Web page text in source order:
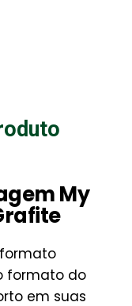
My
formato do
em suas